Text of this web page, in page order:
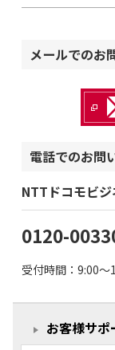
メールでのお
電話でのお問
NTTドコモビ
0120-
受付時間：9:00～
お客様サポ